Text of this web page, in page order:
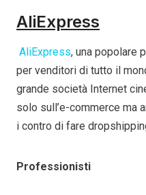
AliExpress
AliExpress, una popolare
per venditori di tutto il
grande società Internet
solo sull’e-commerce ma
i contro di fare
Professionisti